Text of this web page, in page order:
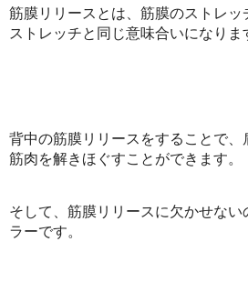
筋膜リリースとは、筋膜のストレ
ストレッチと同じ意味合いになりま
背中の筋膜リリースをすることで
筋肉を解きほぐすことができます。
そして、筋膜リリースに欠かせな
ラーです。